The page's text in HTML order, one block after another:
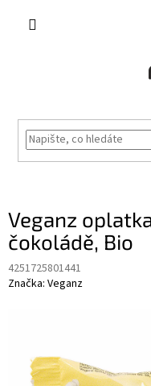
Veganz
čokoládě, Bio
4251725801441
Značka: Veganz